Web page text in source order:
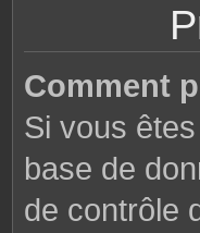
Comment
Si vous
base de
de contrôle